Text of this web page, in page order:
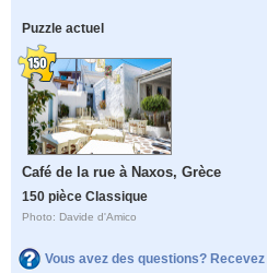
Puzzle actuel
Café de la rue à Naxos, Grèce
150 pièce Classique
Photo: Davide d'Amico
Vous avez des questions?